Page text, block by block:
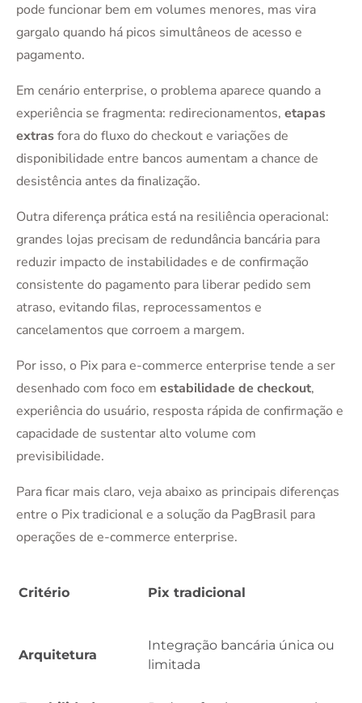
pode funcionar bem em volumes menores, mas vira
gargalo quando há picos simultâneos de acesso e
pagamento.
Em cenário enterprise, o problema aparece quando a
experiência se fragmenta: redirecionamentos, etapas
extrasfora do fluxo do checkout e variações de
disponibilidade entre bancos aumentam a chance de
desistência antes da finalização.
Outra diferença prática está na resiliência operacional:
grandes lojas precisam de redundância bancária para
reduzir impacto de instabilidades e de confirmação
consistente do pagamento para liberar pedido sem
atraso, evitando filas, reprocessamentos e
cancelamentos que corroem a margem.
Por isso, o Pix para e-commerce enterprise tende a ser
desenhado com foco em estabilidade de checkout,
experiência do usuário, resposta rápida de confirmação e
capacidade de sustentar alto volume com
previsibilidade.
Para ficar mais claro, veja abaixo as principais diferenças
entre o Pix tradicional e a solução da PagBrasil para
operações de e-commerce enterprise.
Critério Pix tradicional
Arquitetura
Integração bancária única ou
limitada